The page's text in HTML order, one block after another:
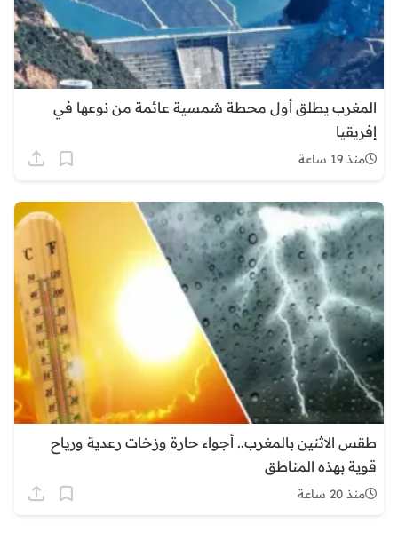
المغرب يطلق أول محطة شمسية عائمة من نوعها في
إفريقيا
منذ 19 ساعة
طقس الاثنين بالمغرب.. أجواء حارة وزخات رعدية ورياح
قوية بهذه المناطق
منذ 20 ساعة